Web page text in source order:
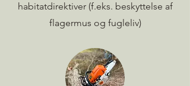
habitatdirektiver (f.eks. beskyttelse af
flagermus og fugleliv)